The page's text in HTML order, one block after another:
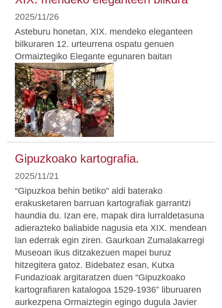
2025/11/26
Asteburu honetan, XIX. mendeko eleganteen
bilkuraren 12. urteurrena ospatu genuen
Ormaiztegiko Elegante egunaren baitan
Gipuzkoako kartografia.
2025/11/21
“Gipuzkoa behin betiko” aldi baterako
erakusketaren barruan kartografiak garrantzi
haundia du. Izan ere, mapak dira lurraldetasuna
adierazteko baliabide nagusia eta XIX. mendean
lan ederrak egin ziren. Gaurkoan Zumalakarregi
Museoan ikus ditzakezuen mapei buruz
hitzegitera gatoz. Bidebatez esan, Kutxa
Fundazioak argitaratzen duen “Gipuzkoako
kartografiaren katalogoa 1529-1936” liburuaren
aurkezpena Ormaiztegin egingo dugula Javier